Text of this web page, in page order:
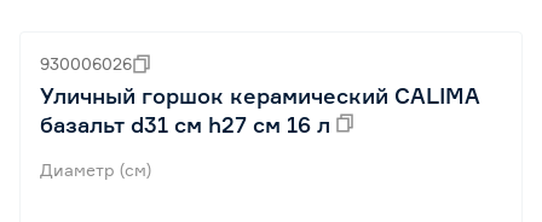
930006026
Уличный горшок керамический CALIMA
базальт d31 см h27 см 16 л
Диаметр (см)